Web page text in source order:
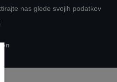
nas glede svojih podatkov